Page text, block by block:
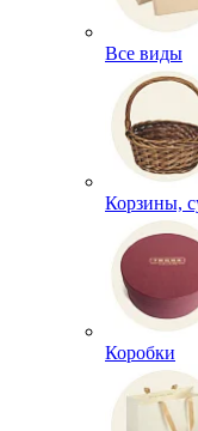
Все виды
Корзины,
Коробки